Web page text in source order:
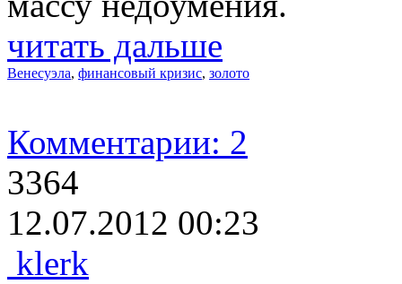
читать дальше
Венесуэла, финансовый кризис, золото
Комментарии: 2
3364
12.07.2012 00:23
klerk